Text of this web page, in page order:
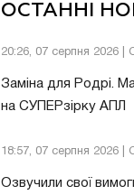
ОСТАННІ
20:26, 07 серпня 2026
Заміна для Родрі.
на СУПЕРзірку АПЛ
18:57, 07 серпня 2026
Озвучили свої